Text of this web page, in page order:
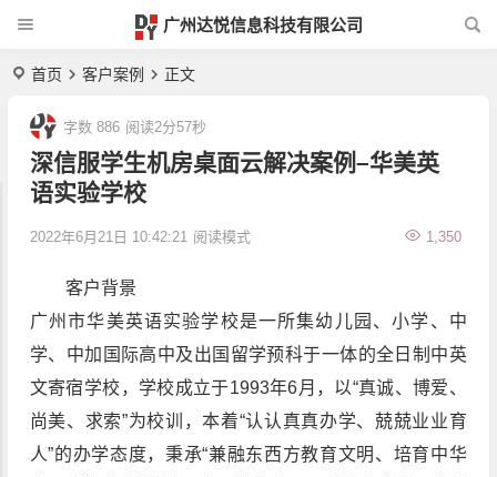
广州达悦信息科技有限公司
首页 客户案例 正文
深信服学生机房桌面云解决案例–华美英
语实验学校
2022年6月21日 10:42:21 1,350
字数 886 阅读2分57秒
阅读模式
客户背景
广州市华美英语实验学校是一所集幼儿园、小学、中
学、中加国际高中及出国留学预科于一体的全日制中英
文寄宿学校，学校成立于1993年6月，以“真诚、博爱、
尚美、求索”为校训，本着“认认真真办学、兢兢业业育
人”的办学态度，秉承“兼融东西方教育文明、培育中华